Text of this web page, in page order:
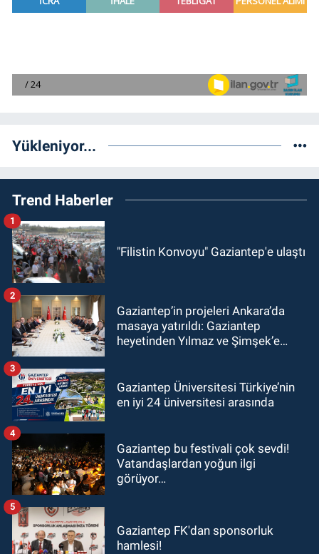
Yükleniyor...
Trend Haberler
"Filistin Konvoyu" Gaziantep'e ulaştı
1
Gaziantep’in projeleri Ankara’da
masaya yatırıldı: Gaziantep
heyetinden Yılmaz ve Şimşek’e
2
Gaziantep Üniversitesi Türkiye’nin
en iyi 24 üniversitesi arasında
3
Gaziantep bu festivali çok sevdi!
Vatandaşlardan yoğun ilgi
görüyor…
4
Gaziantep FK'dan sponsorluk
hamlesi!
5